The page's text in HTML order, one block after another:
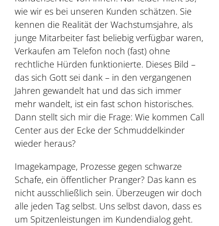
wie wir es bei unseren Kunden schätzen. Sie
kennen die Realität der Wachstumsjahre, als
junge Mitarbeiter fast beliebig verfügbar waren,
Verkaufen am Telefon noch (fast) ohne
rechtliche Hürden funktionierte. Dieses Bild –
das sich Gott sei dank – in den vergangenen
Jahren gewandelt hat und das sich immer
mehr wandelt, ist ein fast schon historisches.
Dann stellt sich mir die Frage: Wie kommen Call
Center aus der Ecke der Schmuddelkinder
wieder heraus?
Imagekampage, Prozesse gegen schwarze
Schafe, ein öffentlicher Pranger? Das kann es
nicht ausschließlich sein. Überzeugen wir doch
alle jeden Tag selbst. Uns selbst davon, dass es
um Spitzenleistungen im Kundendialog geht.